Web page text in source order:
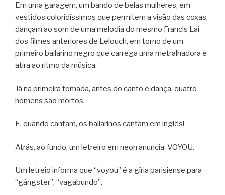
Em uma garagem, um bando de belas mulheres, em
vestidos coloridíssimos que permitem a visão das coxas,
dançam ao som de uma melodia do mesmo Francis Lai
dos filmes anteriores de Lelouch, em torno de um
primeiro bailarino negro que carrega uma metralhadora e
atira ao ritmo da música.
Já na primeira tomada, antes do canto e dança, quatro
homens são mortos.
E, quando cantam, os bailarinos cantam em inglês!
Atrás, ao fundo, um letreiro em neon anuncia: VOYOU.
Um letreio informa que “voyou” é a gíria parisiense para
“gângster”, “vagabundo”.